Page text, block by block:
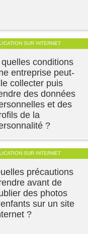
SUR INTERNET
quelles conditions
entreprise peut-
collecter puis
des données
et des
de la
?
SUR INTERNET
précautions
avant de
des photos
sur un site
?